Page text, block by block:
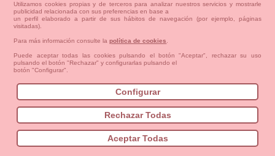
Bebés Pequeños/as Niña Niño
Mamas & Papas
NUEVA COLECCION
OUTLET-ULTIMAS TALLAS
Información Legal
política de devoluciones y reembolsos
Aviso Legal Aviso Cookies
Cómo crear tu cuenta OKAA.
Mapa del sitio
+34 91 113 89 09
Utilizamos cookies propias y de terceros para analizar nuestros servicios y mostrarle
publicidad relacionada con sus preferencias en base a
un perfil elaborado a partir de sus hábitos de navegación (por ejemplo, páginas
visitadas).
Para más información consulte lapolítica de cookies
Puede aceptar todas las cookies pulsando el botón "Aceptar", rechazar su uso
pulsando el botón "Rechazar" y configurarlas pulsando el
botón "Configurar".
Configurar
Rechazar Todas
Aceptar Todas